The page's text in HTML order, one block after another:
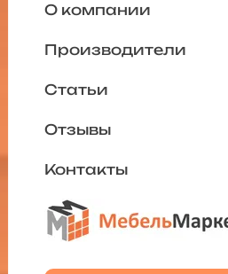
О компании
Производители
Статьи
Отзывы
Контакты